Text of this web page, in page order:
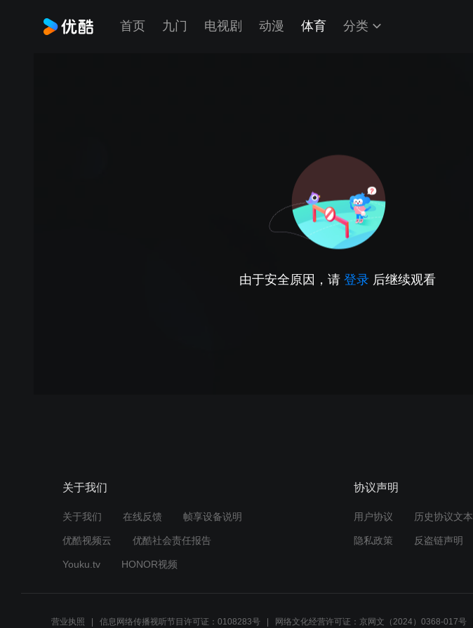
首页 九门 电视剧 动漫 体育 分类
由于安全原因，请 登录 后继续观看
关于我们
关于我们 在线反馈 帧享设备说明
优酷视频云 优酷社会责任报告
Youku.tv HONOR视频
协议声明
用户协议 历史协议文本
隐私政策 反盗链声明
营业执照 信息网络传播视听节目许可证：0108283号 网络文化经营许可证：京网文（2024）0368-017号